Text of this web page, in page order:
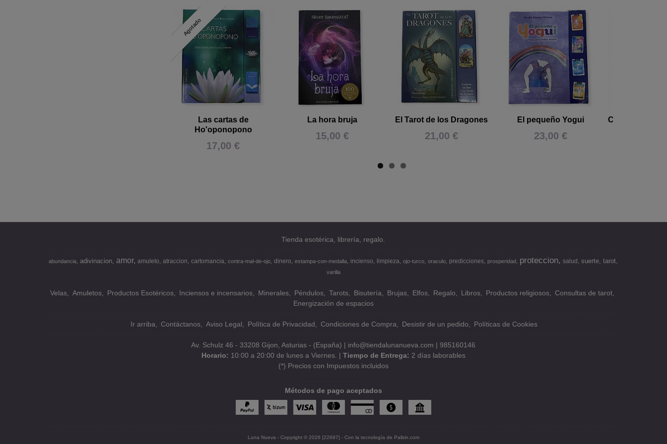
Agotado
Las cartas de
Ho'oponopono
17,00 €
La hora bruja
15,00 €
El Tarot de los Dragones
21,00 €
El pequeño Yogui
23,00 €
Consúltalo
Tienda esotérica, librería, regalo.
abundancia adivinacion amor amuleto atraccion cartomancia contra-mal-de-ojo dinero estampa-con-medalla incienso limpieza ojo-turco oraculo predicciones prosperidad proteccion salud suerte tarot
varilla
Velas Amuletos Productos Esotéricos Inciensos e incensarios Minerales Péndulos Tarots Bisutería Brujas Elfos Regalo Libros Productos religiosos
Consultas de tarot
Energización de espacios
Ir arriba Contáctanos Aviso Legal Política de Privacidad Condiciones de Compra Desistir de un pedido Políticas de Cookies
Av. Schulz 46 - 33208 Gijon, Asturias - (España) | info@tiendalunanueva.com |985160146
Horario: 10:00 a 20:00 de lunes a Viernes. | Tiempo de Entrega: 2 días laborables
(*) Precios con Impuestos incluidos
Métodos de pago aceptados
Luna Nueva - Copyright © 2026 [22697] - Con la tecnología de Palbin.com